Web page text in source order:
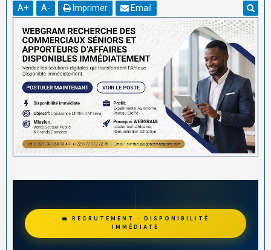
A+ A- Imprimer Email
💼 RECRUTEMENT · DISPONIBILITÉ
IMMÉDIATE